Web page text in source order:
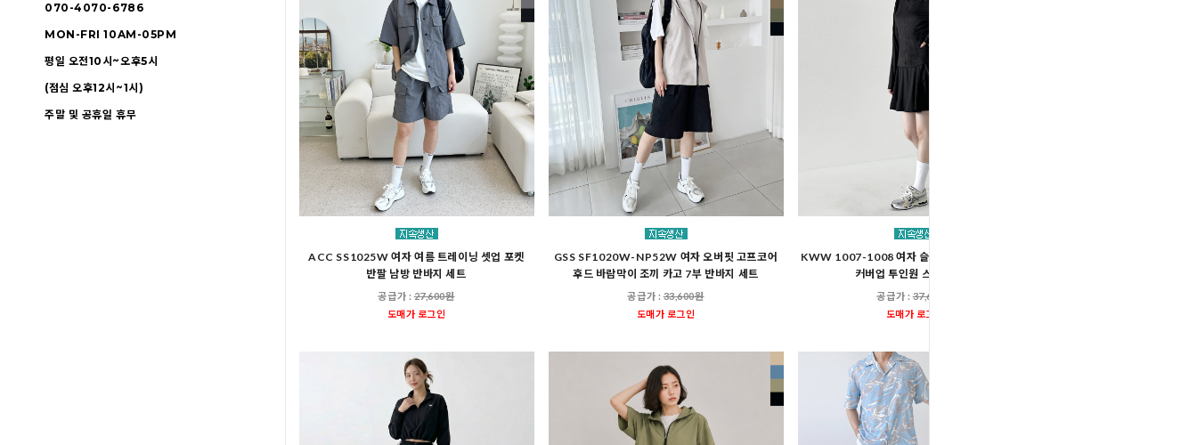
070-4070-6786
MON-FRI 10AM-05PM
평일 오전10시~오후5시
(점심 오후12시~1시)
주말 및 공휴일 휴무
ACC SS1025W 여자 여름 트레이닝 셋업 포켓
반팔 남방 반바지 세트
공급가 :27,600원
도매가 로그인
GSS SF1020W-NP52W 여자 오버핏 고프코어
후드 바람막이 조끼 카고 7부 반바지 세트
공급가 :33,600원
도매가 로그인
KWW 1007-1008 여자 슬림핏 집업 자켓 플레어
커버업 투인원 스커트 세트
공급가 :37,600원
도매가 로그인